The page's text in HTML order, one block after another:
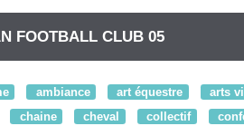
FOOTBALL CLUB 05
ambiance art équestre arts
chaine cheval collectif